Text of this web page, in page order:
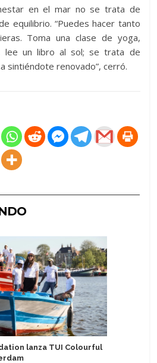
en el mar no se trata de
equilibrio. “Puedes hacer tanto
Toma una clase de yoga,
lee un libro al sol; se trata de
sintiéndote renovado”, cerró.
lanza TUI Colourful